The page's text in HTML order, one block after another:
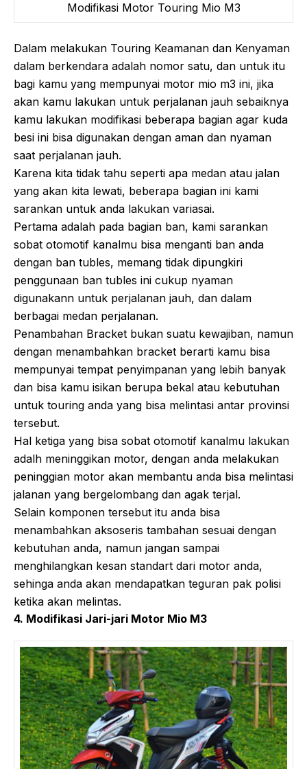
Modifikasi Motor Touring Mio M3
Dalam melakukan Touring Keamanan dan Kenyaman
dalam berkendara adalah nomor satu, dan untuk itu
bagi kamu yang mempunyai motor mio m3 ini, jika
akan kamu lakukan untuk perjalanan jauh sebaiknya
kamu lakukan modifikasi beberapa bagian agar kuda
besi ini bisa digunakan dengan aman dan nyaman
saat perjalanan jauh.
Karena kita tidak tahu seperti apa medan atau jalan
yang akan kita lewati, beberapa bagian ini kami
sarankan untuk anda lakukan variasai.
Pertama adalah pada bagian ban, kami sarankan
sobat otomotif kanalmu bisa menganti ban anda
dengan ban tubles, memang tidak dipungkiri
penggunaan ban tubles ini cukup nyaman
digunakann untuk perjalanan jauh, dan dalam
berbagai medan perjalanan.
Penambahan Bracket bukan suatu kewajiban, namun
dengan menambahkan bracket berarti kamu bisa
mempunyai tempat penyimpanan yang lebih banyak
dan bisa kamu isikan berupa bekal atau kebutuhan
untuk touring anda yang bisa melintasi antar provinsi
tersebut.
Hal ketiga yang bisa sobat otomotif kanalmu lakukan
adalh meninggikan motor, dengan anda melakukan
peninggian motor akan membantu anda bisa melintasi
jalanan yang bergelombang dan agak terjal.
Selain komponen tersebut itu anda bisa
menambahkan aksoseris tambahan sesuai dengan
kebutuhan anda, namun jangan sampai
menghilangkan kesan standart dari motor anda,
sehinga anda akan mendapatkan teguran pak polisi
ketika akan melintas.
4. Modifikasi Jari-jari Motor Mio M3